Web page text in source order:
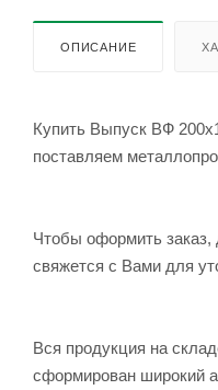
ОПИСАНИЕ
Купить Выпуск ВФ
поставляем
Чтобы оформить заказ,
свяжется с Вами для
Вся продукция на
сформирован широкий